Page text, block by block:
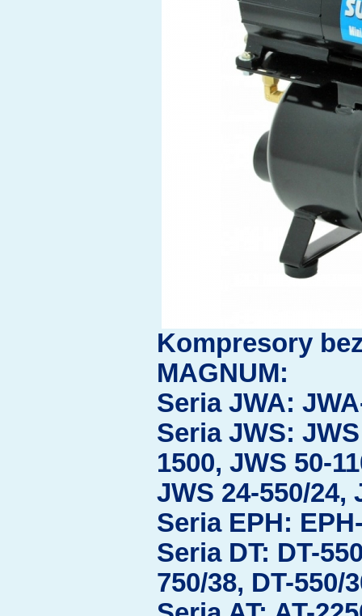
Kompresory
MAGNUM:
Seria JWA:
Seria JWS:
1500, JWS 50-
JWS 24-550/24,
Seria EPH:
Seria DT: DT-
750/38, DT-550/